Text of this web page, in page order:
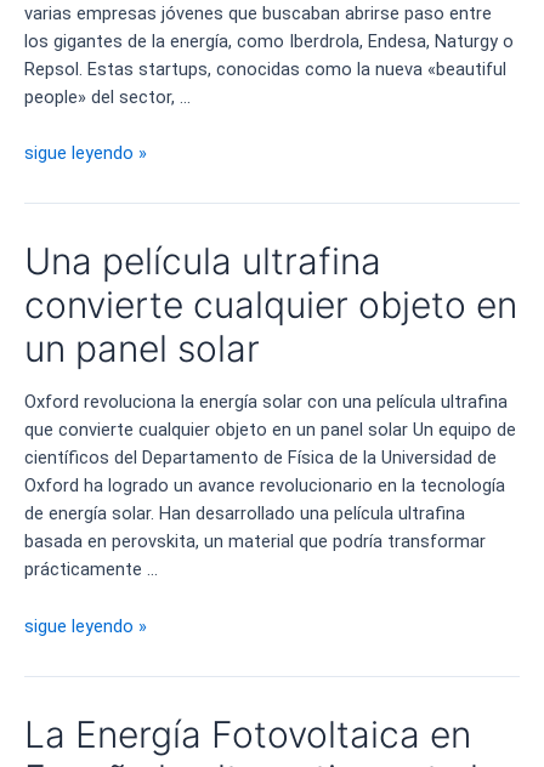
varias empresas jóvenes que buscaban abrirse paso entre
los gigantes de la energía, como Iberdrola, Endesa, Naturgy o
Repsol. Estas startups, conocidas como la nueva «beautiful
people» del sector, …
Crisis
las
emergentes
energías
renovables
sigue leyendo »
Una película ultrafina
convierte cualquier objeto en
un panel solar
Oxford revoluciona la energía solar con una película ultrafina
que convierte cualquier objeto en un panel solar Un equipo de
científicos del Departamento de Física de la Universidad de
Oxford ha logrado un avance revolucionario en la tecnología
de energía solar. Han desarrollado una película ultrafina
basada en perovskita, un material que podría transformar
prácticamente …
Una
ultrafina
cualquier
sigue leyendo »
La Energía Fotovoltaica en